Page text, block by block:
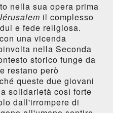
nella sua opera prima
il complesso
e fede religiosa.
una vicenda
nella Seconda
storico funge da
restano però
queste due giovani
solidarietà così forte
dall'irrompere di